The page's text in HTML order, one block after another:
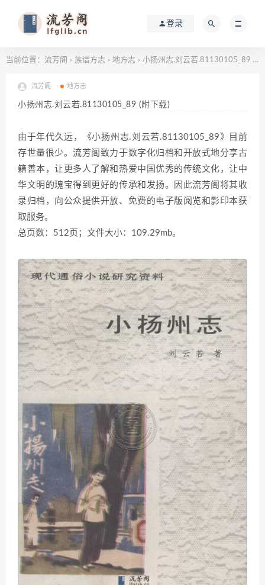
登录
当前位置： 流芳阁 > 族谱方志 > 地方志 > 小扬州志.刘云若.81130105_89 (附下载)
流芳阁 地方志
小扬州志.刘云若.81130105_89 (附下载)
由于年代久远，《小扬州志.刘云若.81130105_89》目前
存世量很少。流芳阁致力于数字化归档和开放式地分享古
籍善本，让更多人了解和热爱中国优秀的传统文化，让中
华文明的瑰宝得到更好的传承和发扬。因此流芳阁将其收
录归档，向公众提供开放、免费的电子版阅览和影印本获
取服务。
总页数：512页；文件大小：109.29mb。